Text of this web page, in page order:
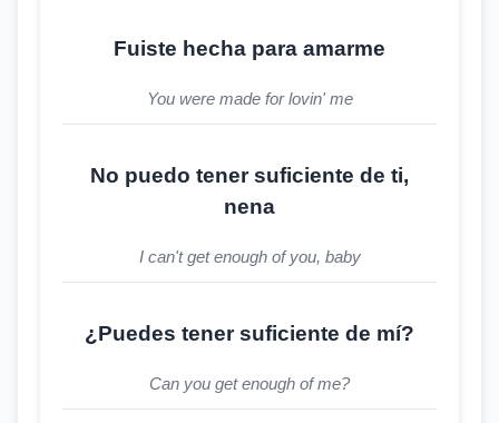
Fuiste hecha para amarme
You were made for lovin' me
No puedo tener suficiente de ti,
nena
I can't get enough of you, baby
¿Puedes tener suficiente de mí?
Can you get enough of me?